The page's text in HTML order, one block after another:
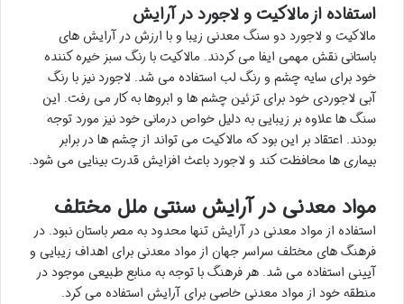
استفاده از مالاکیت و لاجورد در آرایش
مالاکیت و لاجورد دو سنگ معدنی زیبا و با ارزش در آرایش های
باستانی نقش مهمی ایفا می کردند. مالاکیت با رنگ سبز خیره کننده
خود برای سایه چشم و رنگ لب استفاده می شد. لاجورد نیز با رنگ
آبی لاجوردی خود برای تزئین چشم ها و ابروها به کار می رفت. این
سنگ ها علاوه بر زیبایی به دلیل خواص درمانی خود نیز مورد توجه
بودند. اعتقاد بر این بود که مالاکیت می تواند از چشم ها در برابر
بیماری ها محافظت کند و لاجورد باعث افزایش قدرت بینایی می شود.
مواد معدنی در آرایش سنتی ملل مختلف
استفاده از مواد معدنی در آرایش تنها محدود به مصر باستان نبود. در
فرهنگ های مختلف سراسر جهان از مواد معدنی برای اهداف زیبایی و
آیینی استفاده می شد. هر فرهنگ با توجه به منابع طبیعی موجود در
منطقه خود از مواد معدنی خاصی برای آرایش استفاده می کرد.